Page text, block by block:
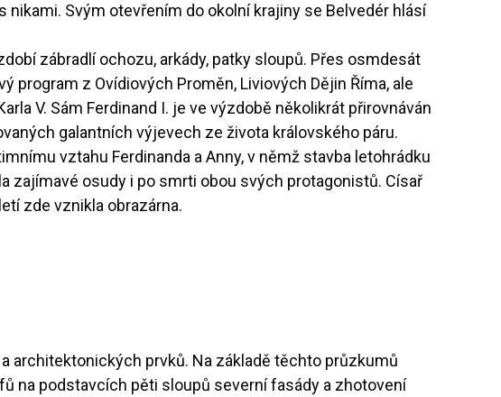
Svým otevřením do okolní krajiny se Belvedér hlásí
zábradlí ochozu, arkády, patky sloupů. Přes osmdesát
z Ovídiových Proměn, Liviových Dějin Říma, ale
V. Sám Ferdinand I. je ve výzdobě několikrát přirovnáván
galantních výjevech ze života královského páru.
vztahu Ferdinanda a Anny, v němž stavba letohrádku
zajímavé osudy i po smrti obou svých protagonistů. Císař
zde vznikla obrazárna.
architektonických prvků. Na základě těchto průzkumů
na podstavcích pěti sloupů severní fasády a zhotovení